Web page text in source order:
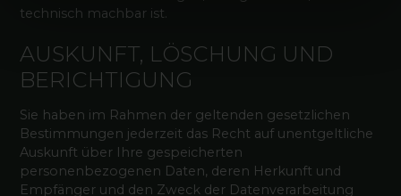
technisch machbar ist.
AUSKUNFT, LÖSCHUNG UND
BERICHTIGUNG
Sie haben im Rahmen der geltenden gesetzlichen
Bestimmungen jederzeit das Recht auf unentgeltliche
Auskunft über Ihre gespeicherten
personenbezogenen Daten, deren Herkunft und
Empfänger und den Zweck der Datenverarbeitung